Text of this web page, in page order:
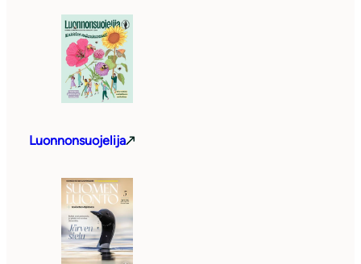
Luonnonsuojelija